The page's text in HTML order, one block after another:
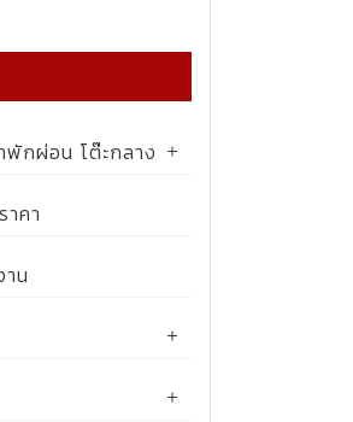
กผ่อน โต๊ะกลาง
คา
น